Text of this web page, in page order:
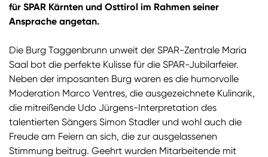
für SPAR Kärnten und Osttirol im Rahmen seiner
Ansprache angetan.
Die Burg Taggenbrunn unweit der SPAR-Zentrale Maria
Saal bot die perfekte Kulisse für die SPAR-Jubilarfeier.
Neben der imposanten Burg waren es die humorvolle
Moderation Marco Ventres, die ausgezeichnete Kulinarik,
die mitreißende Udo Jürgens-Interpretation des
talentierten Sängers Simon Stadler und wohl auch die
Freude am Feiern an sich, die zur ausgelassenen
Stimmung beitrug. Geehrt wurden Mitarbeitende mit